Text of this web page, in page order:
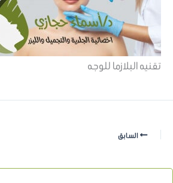
تقنيه البلازما للوجه
السابق